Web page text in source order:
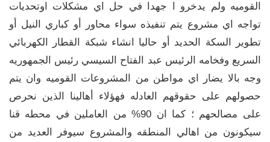
القوميه ولم يدخرو ا جهدا في حل اي مشكلات اوتحديات
تواجه اي مشروع يتم تنفيذه سواء محاور أو كباري النيل أو
تطوير السكة الحديد أو حاليا انشاء شبكة القطار الكهربائي
السريع وفخامه الرئيس عبد الفتاح السيسي رئيس الجمهوريه
وجه بالا يضار اي مواطن من المشروعات القوميه وان يتم
حصولهم على حقوقهم العادله فهؤلاء أهالينا الذين نحرص
على مصالحهم ؛ كما ان 90% من العاملين في محطه قنا
سيكونون من اهالي المنطقه والمشروع سيوفر العديد من